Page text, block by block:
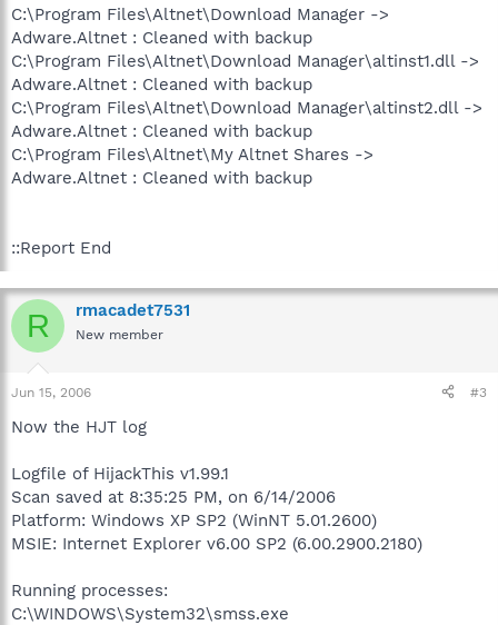
C:\Program Files\Altnet\Download Manager ->
Adware.Altnet : Cleaned with backup
C:\Program Files\Altnet\Download Manager\altinst1.dll ->
Adware.Altnet : Cleaned with backup
C:\Program Files\Altnet\Download Manager\altinst2.dll ->
Adware.Altnet : Cleaned with backup
C:\Program Files\Altnet\My Altnet Shares ->
Adware.Altnet : Cleaned with backup
::Report End
R rmacadet7531
New member
Jun 15, 2006 #3
Now the HJT log
Logfile of HijackThis v1.99.1
Scan saved at 8:35:25 PM, on 6/14/2006
Platform: Windows XP SP2 (WinNT 5.01.2600)
MSIE: Internet Explorer v6.00 SP2 (6.00.2900.2180)
Running processes:
C:\WINDOWS\System32\smss.exe